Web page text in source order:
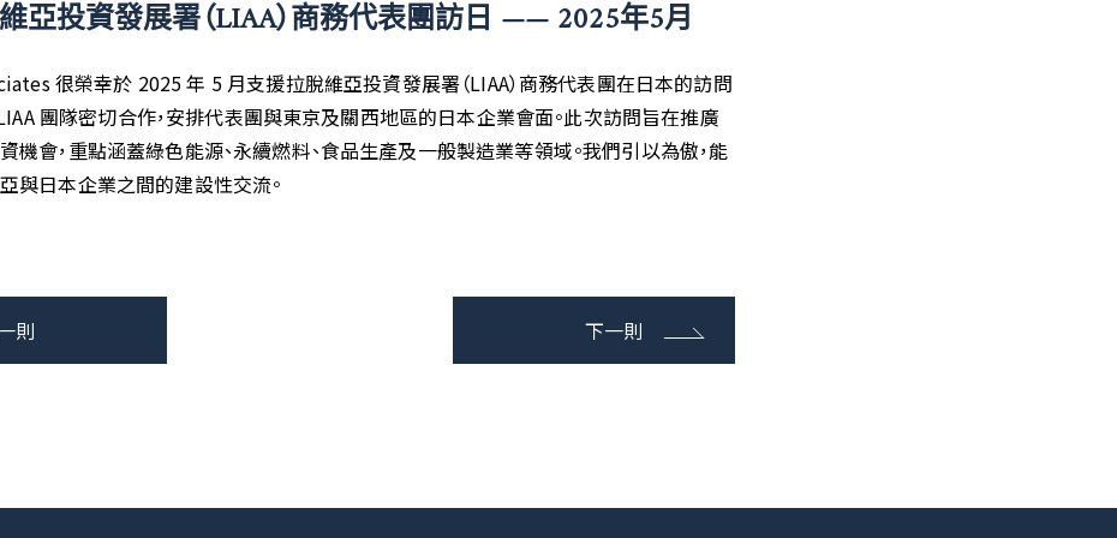
亞投資發展署（LIAA）商務代表團訪日 —— 2025年5月
很榮幸於 2025 年 5 月支援拉脫維亞投資發展署（LIAA）商務代表團在日本的訪問
團隊密切合作，安排代表團與東京及關西地區的日本企業會面。此次訪問旨在推廣
機會，重點涵蓋綠色能源、永續燃料、食品生產及一般製造業等領域。我們引以為傲，能
與日本企業之間的建設性交流。
則 下一則